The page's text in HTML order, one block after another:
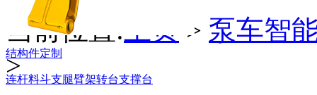
结构件定制
连杆料斗支腿臂架转台支撑台
当前位置: 主页 > 泵车智
>